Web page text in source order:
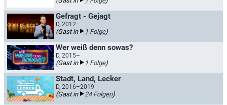
Gefragt - Gejagt
D, 2012–
(Gast in 1 Folge)
Wer weiß denn sowas?
D, 2015–
(Gast in 1 Folge)
Stadt, Land, Lecker
D, 2016–2019
(Gast in 24 Folgen)